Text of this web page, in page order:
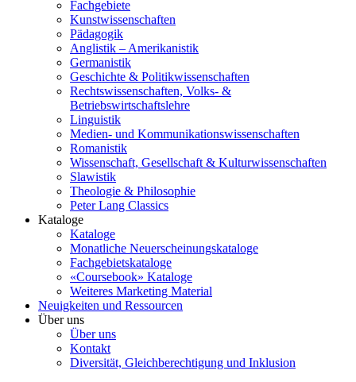
Fachgebiete
Kunstwissenschaften
Pädagogik
Anglistik – Amerikanistik
Germanistik
Geschichte & Politikwissenschaften
Rechtswissenschaften, Volks- &
Betriebswirtschaftslehre
Linguistik
Medien- und Kommunikationswissenschaften
Romanistik
Wissenschaft, Gesellschaft & Kulturwissenschaften
Slawistik
Theologie & Philosophie
Peter Lang Classics
Kataloge
Kataloge
Monatliche Neuerscheinungskataloge
Fachgebietskataloge
«Coursebook» Kataloge
Weiteres Marketing Material
Neuigkeiten und Ressourcen
Über uns
Über uns
Kontakt
Diversität, Gleichberechtigung und Inklusion